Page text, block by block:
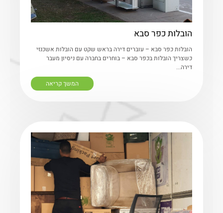
הובלות כפר סבא
הובלות כפר סבא – עוברים דירה בראש שקט עם הובלות אשכנזי
כשצריך הובלות בכפר סבא – בוחרים בחברה עם ניסיון מעבר
דירה...
המשך קריאה